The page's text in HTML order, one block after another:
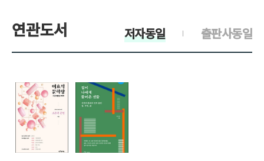
연관도서 출판사동일
저자동일